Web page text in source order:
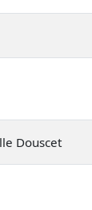
Douscet